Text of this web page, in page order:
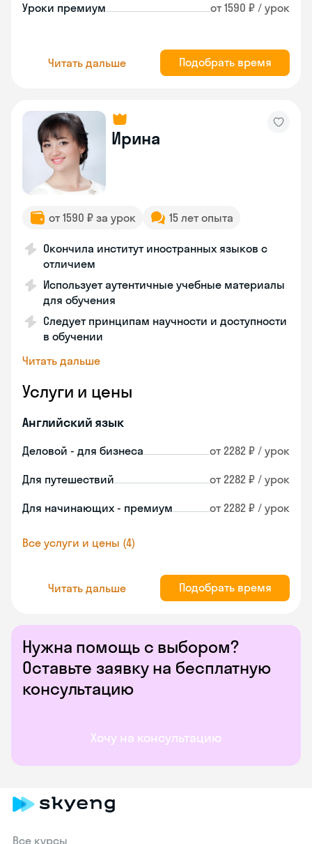
Нужна помощь с выбором?
Оставьте заявку на бесплатную
консультацию
Хочу на консультацию
Уроки премиум от 1590 ₽ / урок
Читать дальше Подобрать время
Ирина
от 1590 ₽ за урок 15 лет опыта
Окончила институт иностранных языков с
отличием
Использует аутентичные учебные материалы
для обучения
Следует принципам научности и доступности
в обучении
Читать дальше
Услуги и цены
Английский язык
Деловой - для бизнеса от 2282 ₽ / урок
Для путешествий от 2282 ₽ / урок
Для начинающих - премиум от 2282 ₽ / урок
Все услуги и цены (4)
Читать дальше Подобрать время
Все курсы